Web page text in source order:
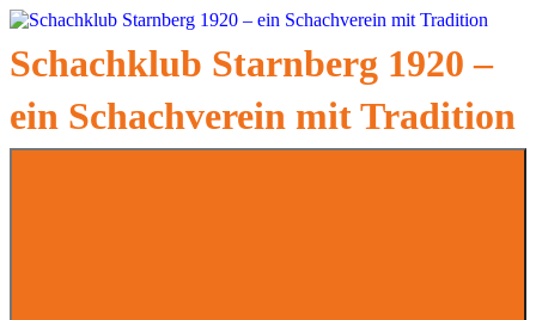
Zum
springen
Schachklub Starnberg 1920 –
ein Schachverein mit Tradition